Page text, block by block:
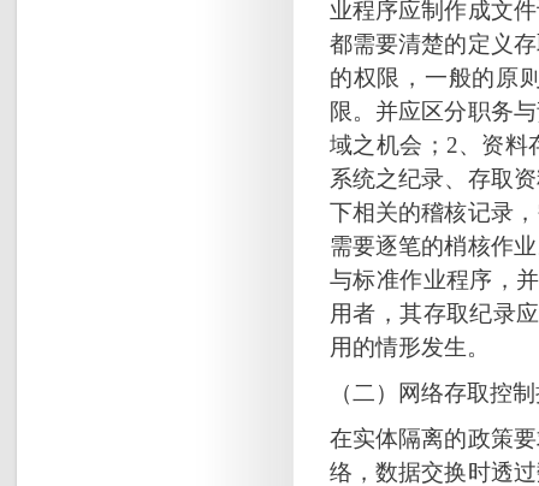
业程序应制作成文
都需要清楚的定义
的权限，一般的原
限。并应区分职务
域之机会；2、资料
系统之纪录、存取
下相关的稽核记录
需要逐笔的梢核作
与标准作业程序，
用者，其存取纪录
用的情形发生。
（二）网络存取控
在实体隔离的政策
络，数据交换时透